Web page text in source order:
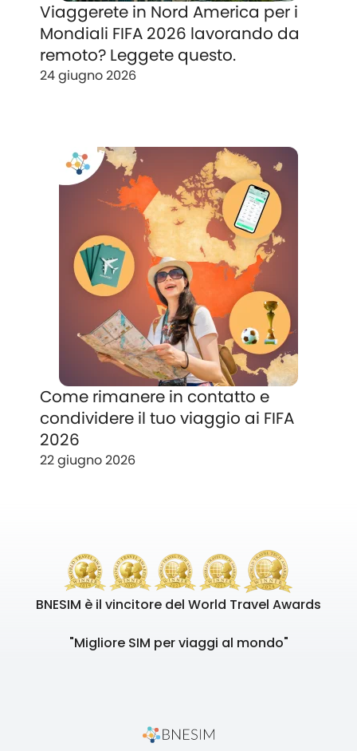
Viaggerete in Nord America per i
Mondiali FIFA 2026 lavorando da
remoto? Leggete questo.
24 giugno 2026
Come rimanere in contatto e
condividere il tuo viaggio ai FIFA
2026
22 giugno 2026
BNESIM è il vincitore del World Travel Awards
"Migliore SIM per viaggi al mondo"